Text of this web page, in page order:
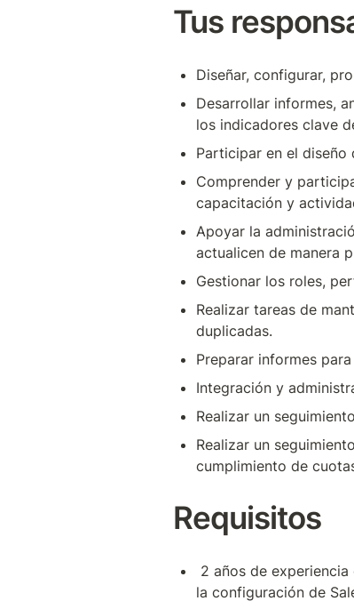
Tus
Diseñar, configurar,
Desarrollar informes,
los indicadores clave
Participar en el
Comprender y
capacitación y
Apoyar la
actualicen de manera
Gestionar los roles,
Realizar tareas de
duplicadas.
Preparar informes
Integración y
Realizar un
Realizar un
cumplimiento de
Requisitos
la configuración de